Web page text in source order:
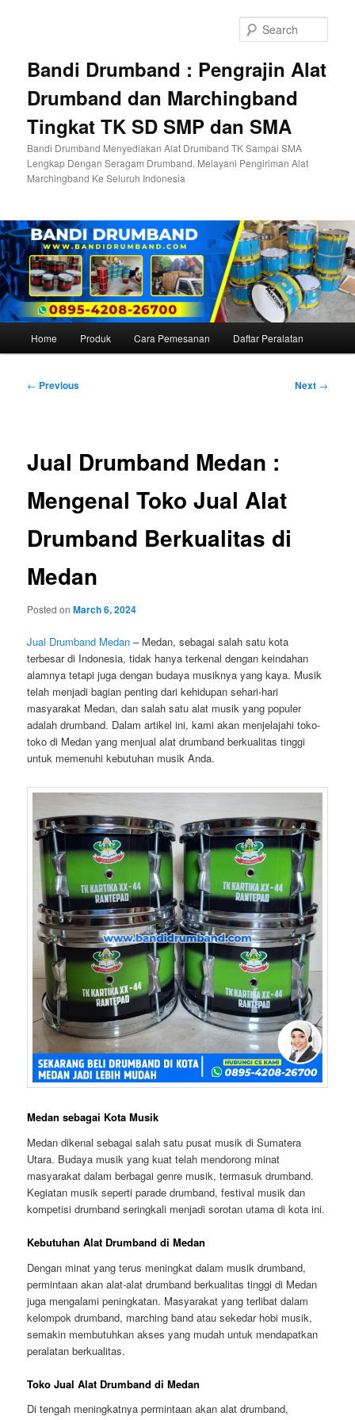
Bandi Drumband : Pengrajin Alat
Drumband dan Marchingband
Tingkat TK SD SMP dan SMA
Bandi Drumband Menyediakan Alat Drumband TK Sampai SMA
Lengkap Dengan Seragam Drumband. Melayani Pengiriman Alat
Marchingband Ke Seluruh Indonesia
Home Produk Cara Pemesanan Daftar Peralatan
Post
← Previous Next →
Jual Drumband Medan :
Mengenal Toko Jual Alat
Drumband Berkualitas di
Medan
Posted onMarch 6, 2024
Jual Drumband Medan – Medan, sebagai salah satu kota
terbesar di Indonesia, tidak hanya terkenal dengan keindahan
alamnya tetapi juga dengan budaya musiknya yang kaya. Musik
telah menjadi bagian penting dari kehidupan sehari-hari
masyarakat Medan, dan salah satu alat musik yang populer
adalah drumband. Dalam artikel ini, kami akan menjelajahi toko-
toko di Medan yang menjual alat drumband berkualitas tinggi
untuk memenuhi kebutuhan musik Anda.
Medan sebagai Kota Musik
Medan dikenal sebagai salah satu pusat musik di Sumatera
Utara. Budaya musik yang kuat telah mendorong minat
masyarakat dalam berbagai genre musik, termasuk drumband.
Kegiatan musik seperti parade drumband, festival musik dan
kompetisi drumband seringkali menjadi sorotan utama di kota ini.
Kebutuhan Alat Drumband di Medan
Dengan minat yang terus meningkat dalam musik drumband,
permintaan akan alat-alat drumband berkualitas tinggi di Medan
juga mengalami peningkatan. Masyarakat yang terlibat dalam
kelompok drumband, marching band atau sekedar hobi musik,
semakin membutuhkan akses yang mudah untuk mendapatkan
peralatan berkualitas.
Toko Jual Alat Drumband di Medan
Di tengah meningkatnya permintaan akan alat drumband,